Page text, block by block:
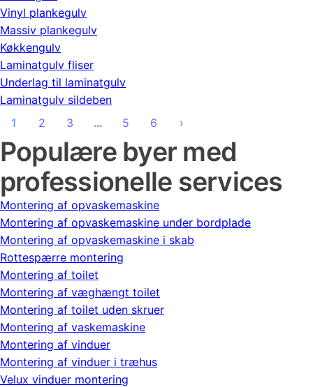
Vinyl plankegulv
Massiv plankegulv
Køkkengulv
Laminatgulv fliser
Underlag til laminatgulv
Laminatgulv sildeben
1
2 3 … 5 6 ›
Populære byer med
professionelle services
Montering af opvaskemaskine
Montering af opvaskemaskine under bordplade
Montering af opvaskemaskine i skab
Rottespærre montering
Montering af toilet
Montering af væghængt toilet
Montering af toilet uden skruer
Montering af vaskemaskine
Montering af vinduer
Montering af vinduer i træhus
Velux vinduer montering